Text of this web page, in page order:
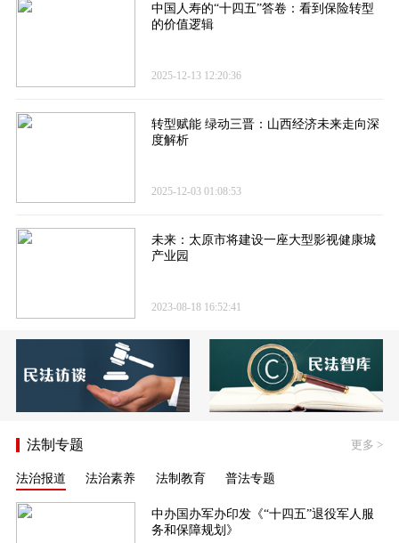
中国人寿的“十四五”答卷​：看到保险转型
的价值逻辑
2025-12-13 12:20:36
转型赋能 绿动三晋：山西经济未来走向深
度解析
2025-12-03 01:08:53
未来：太原市将建设一座大型影视健康城
产业园
2023-08-18 16:52:41
法制专题 更多 >
法治报道 法治素养 法制教育 普法专题
中办国办军办印发《“十四五”退役军人服
务和保障规划》